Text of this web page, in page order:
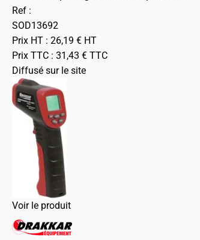
Ref :
SOD13692
Prix HT : 26,19 € HT
Prix TTC : 31,43 € TTC
Diffusé sur le site
Voir le produit